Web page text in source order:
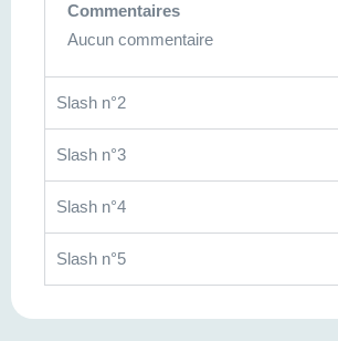
Commentaires
Aucun commentaire
Slash n°2
Slash n°3
Slash n°4
Slash n°5